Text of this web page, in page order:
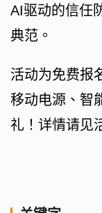
AI驱动的信任
典范。
活动为免费报
移动电源、智
礼！详情请见